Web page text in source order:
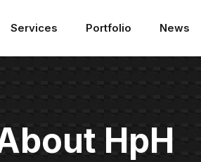
Services Portfolio News
HpH